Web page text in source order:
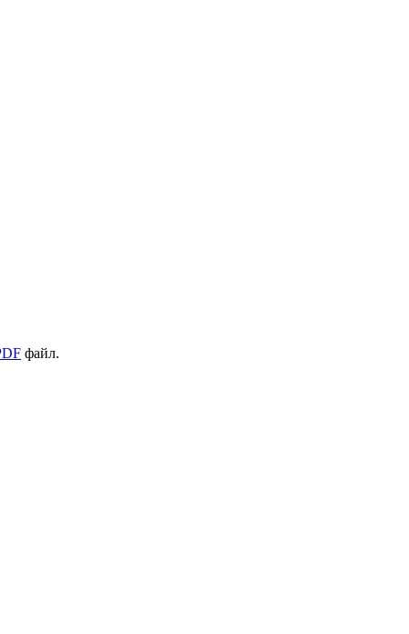
файл.